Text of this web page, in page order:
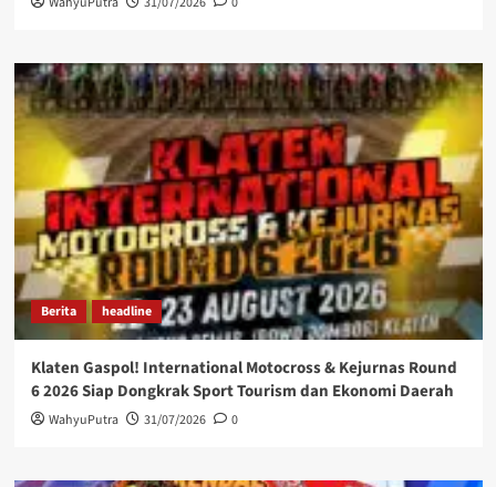
Berita headline
Klaten Gaspol! International Motocross & Kejurnas Round
6 2026 Siap Dongkrak Sport Tourism dan Ekonomi Daerah
WahyuPutra 31/07/2026 0